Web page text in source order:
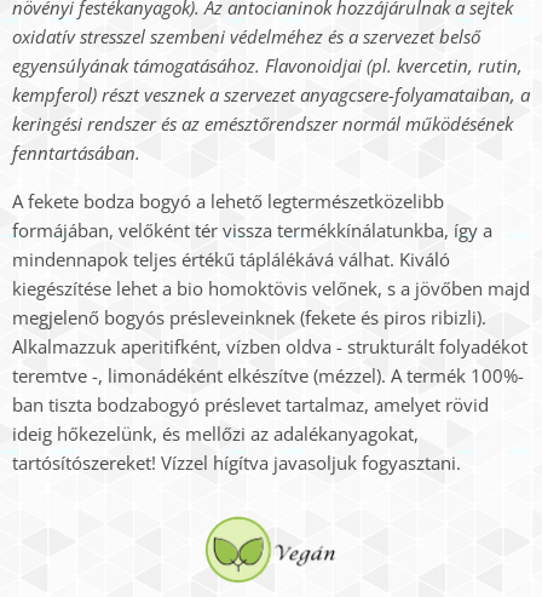
növényi festékanyagok). Az antocianinok hozzájárulnak a sejtek
oxidatív stresszel szembeni védelméhez és a szervezet belső
egyensúlyának támogatásához. Flavonoidjai (pl. kvercetin, rutin,
kempferol) részt vesznek a szervezet anyagcsere-folyamataiban, a
keringési rendszer és az emésztőrendszer normál működésének
fenntartásában.
A fekete bodza bogyó a lehető legtermészetközelibb
formájában, velőként tér vissza termékkínálatunkba, így a
mindennapok teljes értékű táplálékává válhat. Kiváló
kiegészítése lehet a bio homoktövis velőnek, s a jövőben majd
megjelenő bogyós présleveinknek (fekete és piros ribizli).
Alkalmazzuk aperitifként, vízben oldva - strukturált folyadékot
teremtve -, limonádéként elkészítve (mézzel). A termék 100%-
ban tiszta bodzabogyó préslevet tartalmaz, amelyet rövid
ideig hőkezelünk, és mellőzi az adalékanyagokat,
tartósítószereket! Vízzel hígítva javasoljuk fogyasztani.